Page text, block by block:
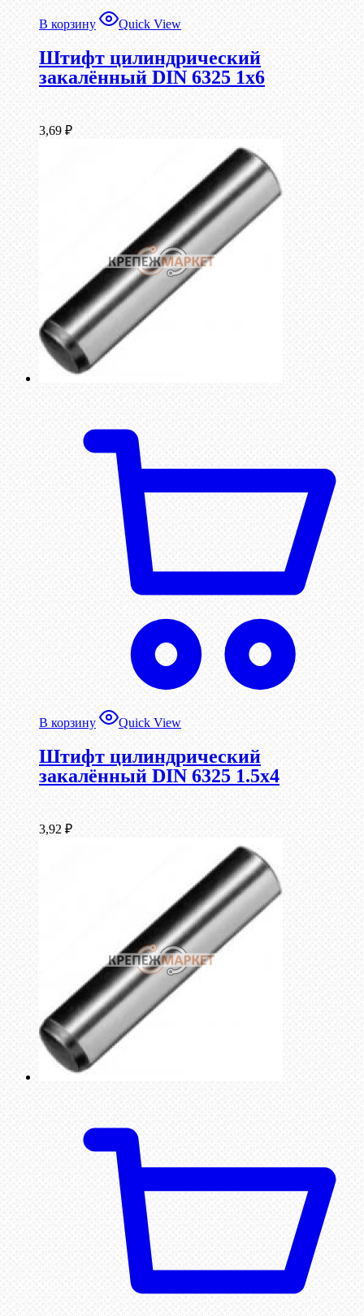
В корзину Quick View
Штифт цилиндрический
закалённый DIN 6325 1х6
3,69 ₽
В корзину Quick View
Штифт цилиндрический
закалённый DIN 6325 1.5х4
3,92 ₽